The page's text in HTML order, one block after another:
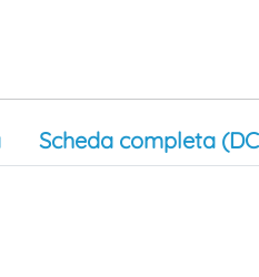
Scheda completa